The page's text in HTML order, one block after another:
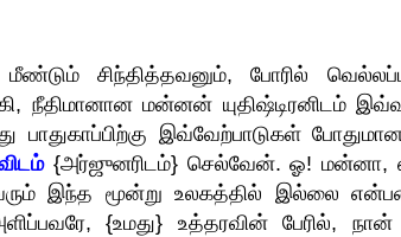
சிந்தித்தவனும், போரில்
நீதிமானான மன்னன் யுதிஷ்டிரனிடம்
பாதுகாப்பிற்கு இவ்வேற்பாடுகள்
{அர்ஜுனரிடம்} செல்வேன். ஓ! மன்னா,
இந்த மூன்று உலகத்தில் இல்லை
{உமது} உத்தரவின் பேரில்,